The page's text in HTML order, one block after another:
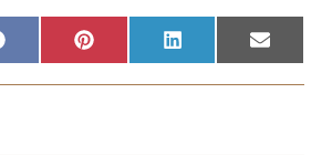
Facebook Pinterest LinkedIn Email